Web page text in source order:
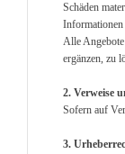
Schäden
Informationen
Alle
ergänzen, zu
2. Verweise
Sofern auf
3.